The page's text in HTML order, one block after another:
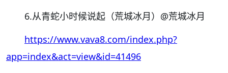
6.从青蛇小时候说起（荒城冰月） @荒城冰月
https://www.vava8.com/index.php?
app=index&act=view&id=41496